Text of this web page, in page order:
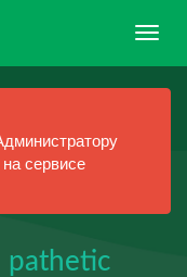
сервисе
pathetic